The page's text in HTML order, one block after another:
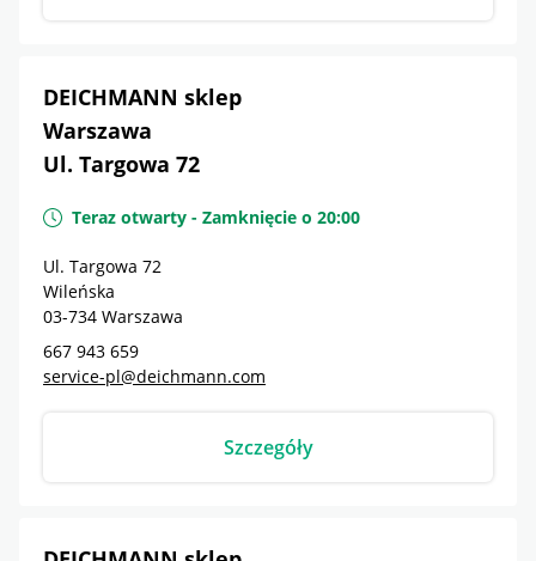
DEICHMANN sklep
Warszawa
Ul. Targowa 72
Teraz otwarty - Zamknięcie o 20:00
Ul. Targowa 72
Wileńska
03-734 Warszawa
667 943 659
service-pl@deichmann.com
Szczegóły